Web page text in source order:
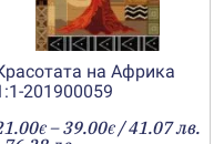
на Африка
201900059
€ –39.00€Price
/ 41.07 лв.